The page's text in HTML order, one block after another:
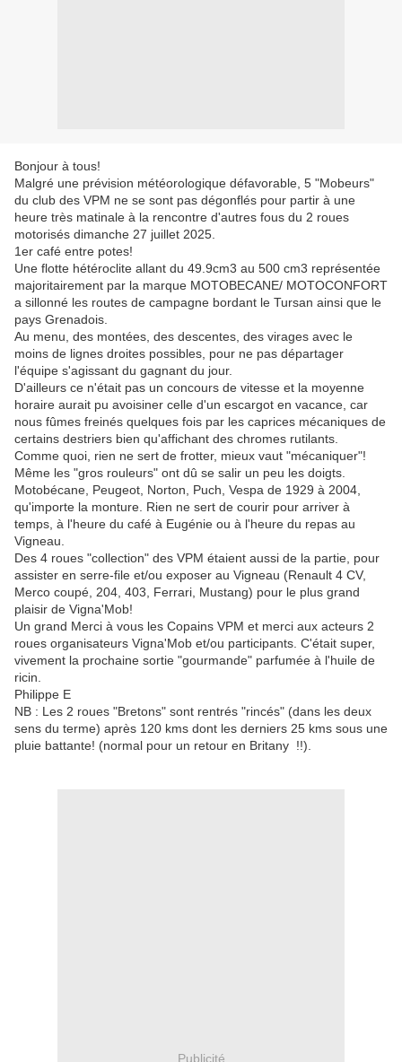
Bonjour à tous!
Malgré une prévision météorologique défavorable, 5 "Mobeurs"
du club des VPM ne se sont pas dégonflés pour partir à une
heure très matinale à la rencontre d'autres fous du 2 roues
motorisés dimanche 27 juillet 2025.
1er café entre potes!
Une flotte hétéroclite allant du 49.9cm3 au 500 cm3 représentée
majoritairement par la marque MOTOBECANE/ MOTOCONFORT
a sillonné les routes de campagne bordant le Tursan ainsi que le
pays Grenadois.
Au menu, des montées, des descentes, des virages avec le
moins de lignes droites possibles, pour ne pas départager
l'équipe s'agissant du gagnant du jour.
D'ailleurs ce n'était pas un concours de vitesse et la moyenne
horaire aurait pu avoisiner celle d'un escargot en vacance, car
nous fûmes freinés quelques fois par les caprices mécaniques de
certains destriers bien qu'affichant des chromes rutilants.
Comme quoi, rien ne sert de frotter, mieux vaut "mécaniquer"!
Même les "gros rouleurs" ont dû se salir un peu les doigts.
Motobécane, Peugeot, Norton, Puch, Vespa de 1929 à 2004,
qu'importe la monture. Rien ne sert de courir pour arriver à
temps, à l'heure du café à Eugénie ou à l'heure du repas au
Vigneau.
Des 4 roues "collection" des VPM étaient aussi de la partie, pour
assister en serre-file et/ou exposer au Vigneau (Renault 4 CV,
Merco coupé, 204, 403, Ferrari, Mustang) pour le plus grand
plaisir de Vigna'Mob!
Un grand Merci à vous les Copains VPM et merci aux acteurs 2
roues organisateurs Vigna'Mob et/ou participants. C'était super,
vivement la prochaine sortie "gourmande" parfumée à l'huile de
ricin.
Philippe E
NB : Les 2 roues "Bretons" sont rentrés "rincés" (dans les deux
sens du terme) après 120 kms dont les derniers 25 kms sous une
pluie battante! (normal pour un retour en Britany !!).
Publicité